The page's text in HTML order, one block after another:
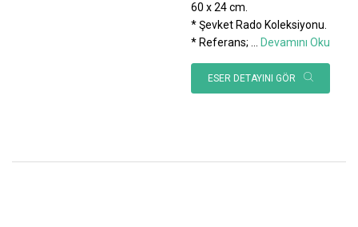
60 x 24 cm.
* Şevket Rado Koleksiyonu.
* Referans;
Devamını Oku
ESER DETAYINI GÖR